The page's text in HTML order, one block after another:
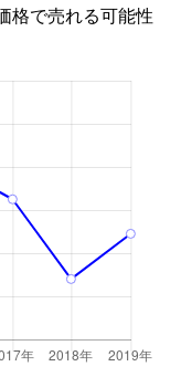
格で売れる可能性